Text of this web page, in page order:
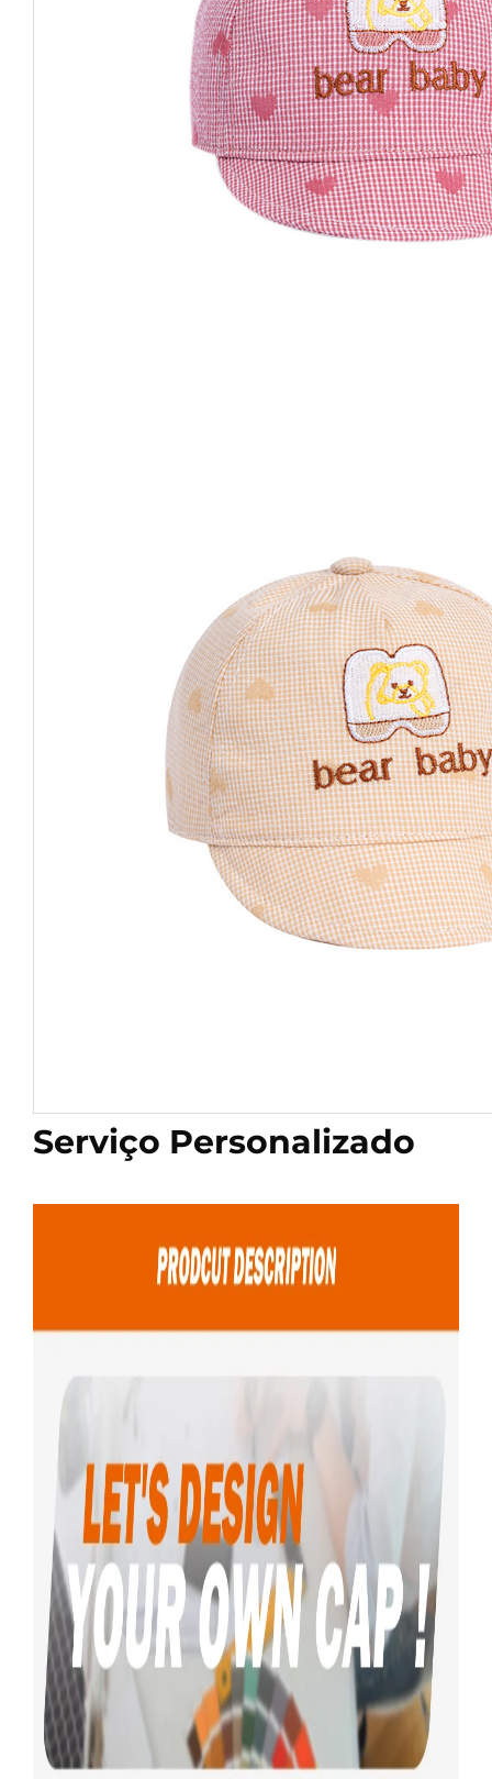
Serviço Personalizado